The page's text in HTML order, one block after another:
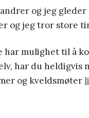
og jeg gleder
og jeg tror store
har mulighet til å
har du heldigvis
og kveldsmøter